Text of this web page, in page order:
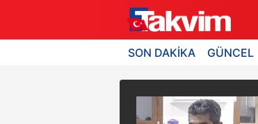
SON DAKİKA GÜNCEL